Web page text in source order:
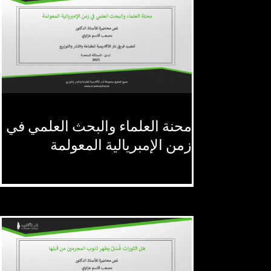
محنة العلماء والبحث العلمي في
زمن الإمبريالية المعولمة
محنة العلماء والبحث العلمي في
زمن الإمبريالية المعولمة